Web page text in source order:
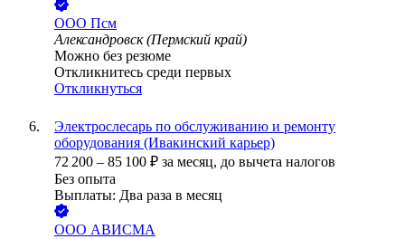
ООО Псм
Александровск (Пермский край)
Можно без резюме
Откликнитесь среди первых
Откликнуться
Электрослесарь по обслуживанию и ремонту
оборудования (Ивакинский карьер)
72 200 – 85 100 ₽ за месяц, до вычета налогов
Без опыта
Выплаты: Два раза в месяц
ООО АВИСМА